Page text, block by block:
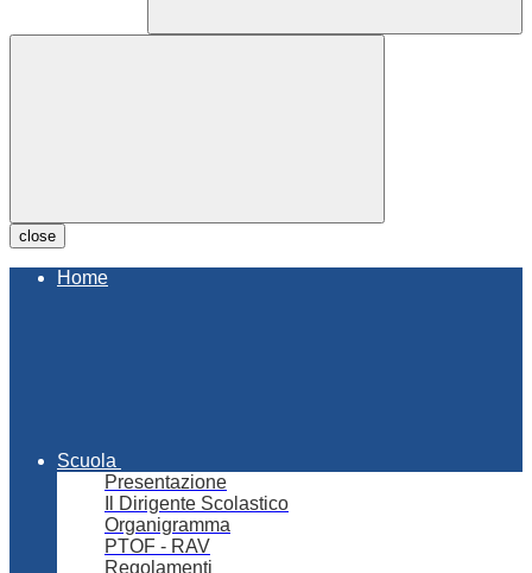
close
Home
Scuola
Presentazione
Il Dirigente Scolastico
Organigramma
PTOF - RAV
Regolamenti